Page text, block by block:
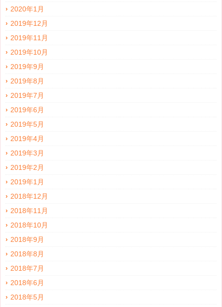
2020年1月
2019年12月
2019年11月
2019年10月
2019年9月
2019年8月
2019年7月
2019年6月
2019年5月
2019年4月
2019年3月
2019年2月
2019年1月
2018年12月
2018年11月
2018年10月
2018年9月
2018年8月
2018年7月
2018年6月
2018年5月